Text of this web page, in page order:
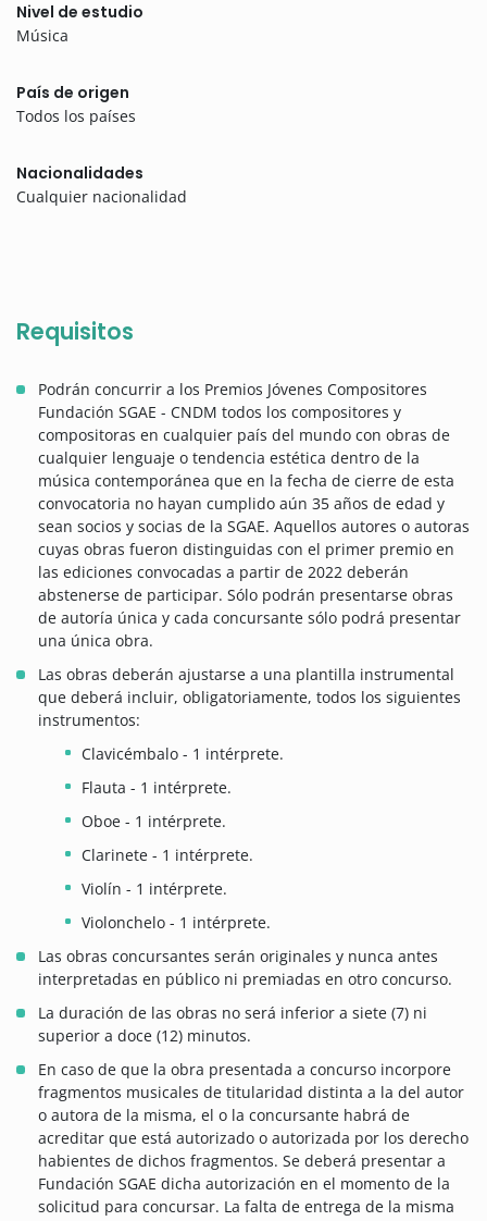
Nivel de estudio
Música
País de origen
Todos los países
Nacionalidades
Cualquier nacionalidad
Requisitos
Podrán concurrir a los Premios Jóvenes Compositores
Fundación SGAE - CNDM todos los compositores y
compositoras en cualquier país del mundo con obras de
cualquier lenguaje o tendencia estética dentro de la
música contemporánea que en la fecha de cierre de esta
convocatoria no hayan cumplido aún 35 años de edad y
sean socios y socias de la SGAE. Aquellos autores o autoras
cuyas obras fueron distinguidas con el primer premio en
las ediciones convocadas a partir de 2022 deberán
abstenerse de participar. Sólo podrán presentarse obras
de autoría única y cada concursante sólo podrá presentar
una única obra.
Las obras deberán ajustarse a una plantilla instrumental
que deberá incluir, obligatoriamente, todos los siguientes
instrumentos:
Clavicémbalo - 1 intérprete.
Flauta - 1 intérprete.
Oboe - 1 intérprete.
Clarinete - 1 intérprete.
Violín - 1 intérprete.
Violonchelo - 1 intérprete.
Las obras concursantes serán originales y nunca antes
interpretadas en público ni premiadas en otro concurso.
La duración de las obras no será inferior a siete (7) ni
superior a doce (12) minutos.
En caso de que la obra presentada a concurso incorpore
fragmentos musicales de titularidad distinta a la del autor
o autora de la misma, el o la concursante habrá de
acreditar que está autorizado o autorizada por los derecho
habientes de dichos fragmentos. Se deberá presentar a
Fundación SGAE dicha autorización en el momento de la
solicitud para concursar. La falta de entrega de la misma